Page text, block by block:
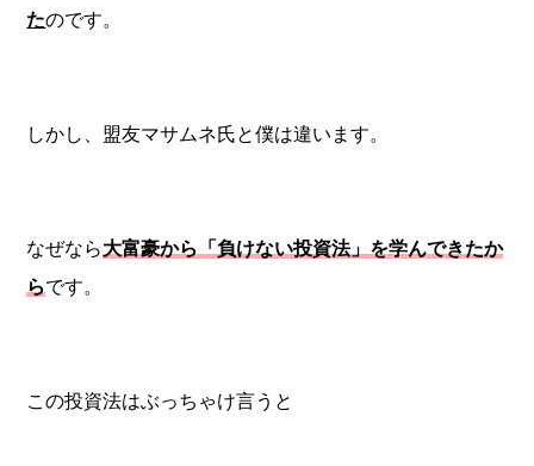
たのです。
しかし、盟友マサムネ氏と僕は違います。
なぜなら大富豪から「負けない投資法」を学んできたか
らです。
この投資法はぶっちゃけ言うと